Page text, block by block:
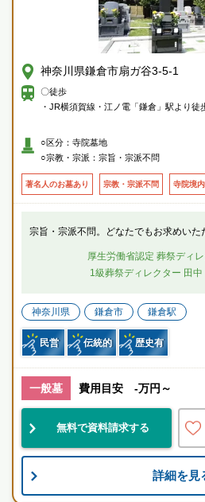
神奈川県鎌倉市扇ガ谷3-5-1
〇徒歩
・JR横須賀線・江ノ電「鎌倉」駅より徒
〇車
○区分：寺院墓地
○宗教・宗派：宗旨・宗派不問
著名人のお墓あり 宗教・宗派不問 寺院境
宗旨・宗派不問。どなたでもお求めいた
厚生労働省認定 葬祭ディ
1級葬祭ディレクター 田中
神奈川県 鎌倉市 鎌倉駅
民営 伝統的 歴史有
一般墓 費用目安 -万円～
無料で資料請求する
詳細を見